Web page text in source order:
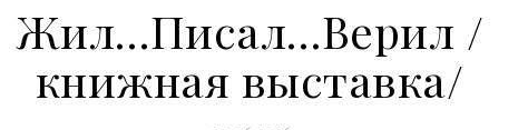
Жил…Писал…Верил /
книжная выставка/